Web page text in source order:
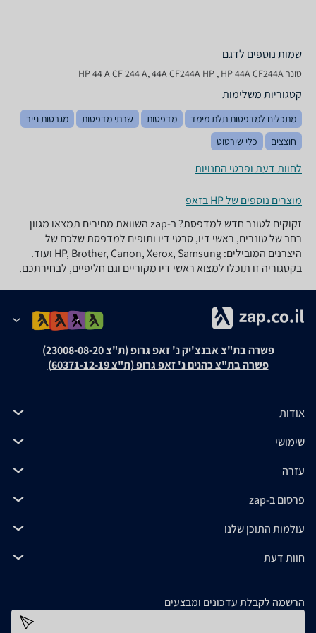
שמות נוספים לדגם
‏טונר HP 44 A CF 244 A, 44A CF244A HP , HP 44A CF244A
קטגוריות משלימות
מתכלים למדפסות תלת מימד מדפסות שרתי מדפסות
מגרסות נייר
חוצצים
כלי שירטוט
לחוות דעת ופרטי החנויות
מוצרים נוספים של HP בזאפ
זקוקים לטונר חדש למדפסת? ב-zap השוואת מחירים תמצאו מגוון
רחב של טונרים, ראשי דיו, סרטי דיו ותופים למדפסת שלכם של
היצרנים המובילים: HP, Brother, Canon, Xerox, Samsung ועוד.
בקטגוריה זו תוכלו למצוא ראשי דיו מקוריים וגם חליפיים, לבחירתכם.
פשרה בת"צ אבנצ'יק נ' זאפ גרופ (ת"צ 23008-08-20)
פשרה בת"צ כהנים נ' זאפ גרופ (ת"צ 60371-12-19)
אודות
שימושי
עזרה
פרסום ב-zap
עולמות התוכן שלנו
חוות דעת
הרשמה לקבלת עדכונים ומבצעים